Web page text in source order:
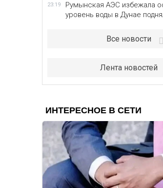
23:19
Румынская АЭС избежала
уровень воды в Дунае
Все новости
Лента новостей